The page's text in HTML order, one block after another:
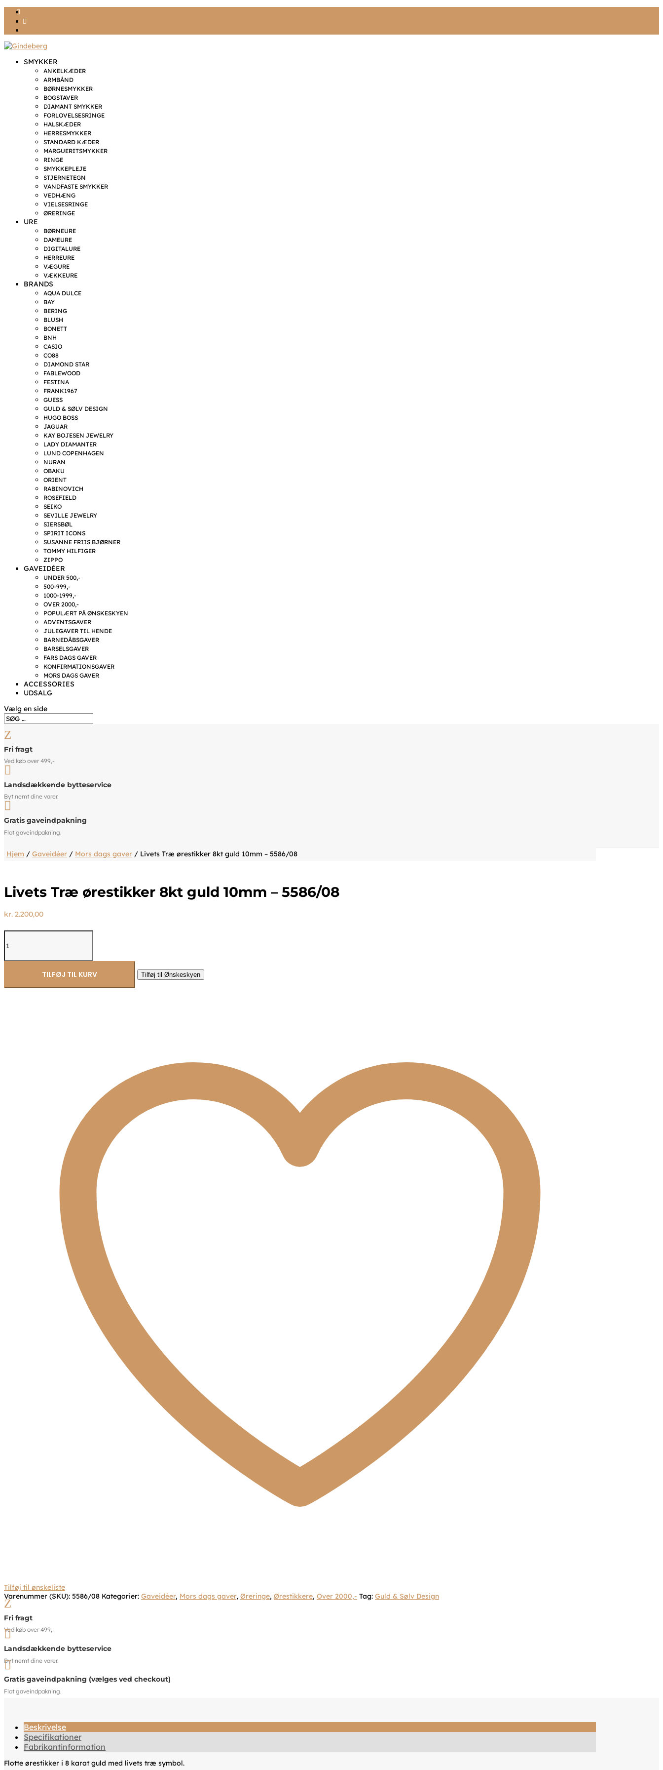
SMYKKER
ANKELKÆDER
ARMBÅND
BØRNESMYKKER
BOGSTAVER
DIAMANT SMYKKER
FORLOVELSESRINGE
HALSKÆDER
HERRESMYKKER
STANDARD KÆDER
MARGUERITSMYKKER
RINGE
SMYKKEPLEJE
STJERNETEGN
VANDFASTE SMYKKER
VEDHÆNG
VIELSESRINGE
ØRERINGE
URE
BØRNEURE
DAMEURE
DIGITALURE
HERREURE
VÆGURE
VÆKKEURE
BRANDS
AQUA DULCE
BAY
BERING
BLUSH
BONETT
BNH
CASIO
CO88
DIAMOND STAR
FABLEWOOD
FESTINA
FRANK1967
GUESS
GULD & SØLV DESIGN
HUGO BOSS
JAGUAR
KAY BOJESEN JEWELRY
LADY DIAMANTER
LUND COPENHAGEN
NURAN
OBAKU
ORIENT
RABINOVICH
ROSEFIELD
SEIKO
SEVILLE JEWELRY
SIERSBØL
SPIRIT ICONS
SUSANNE FRIIS BJØRNER
TOMMY HILFIGER
ZIPPO
GAVEIDÉER
UNDER 500,-
500-999,-
1000-1999,-
OVER 2000,-
POPULÆRT PÅ ØNSKESKYEN
ADVENTSGAVER
JULEGAVER TIL HENDE
BARNEDÅBSGAVER
BARSELSGAVER
FARS DAGS GAVER
KONFIRMATIONSGAVER
MORS DAGS GAVER
ACCESSORIES
UDSALG
Vælg en side
Z
Fri fragt
Ved køb over 499,-

Landsdækkende bytteservice
Byt nemt dine varer.

Gratis gaveindpakning
Flot gaveindpakning.
Hjem / Gaveidéer / Mors dags gaver / Livets Træ ørestikker 8kt guld 10mm – 5586/08
Livets Træ ørestikker 8kt guld 10mm – 5586/08
kr. 2.200,00
Livets
Træ
8kt
-
TILFØJ TIL KURV Tilføj til Ønskeskyen
Tilføj til ønskeliste
Varenummer (SKU): 5586/08 Kategorier: Gaveidéer, Mors dags gaver, Øreringe, Ørestikkere, Over 2000,- Tag: Guld & Sølv Design
Z
Fri fragt
Ved køb over 499,-

Landsdækkende bytteservice
Byt nemt dine varer.

Gratis gaveindpakning (vælges ved checkout)
Flot gaveindpakning.
Beskrivelse
Specifikationer
Fabrikantinformation
Flotte ørestikker i 8 karat guld med livets træ symbol.